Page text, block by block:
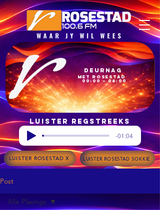
00:00 – 06:00
met Rosestad
Deurnag
Luister regstreeks
-01:04
LUISTER ROSESTAD X LUISTER ROSESTAD SOKKIE
Post
Alle Plasings